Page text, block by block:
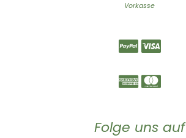
Vorkasse
Folge uns auf